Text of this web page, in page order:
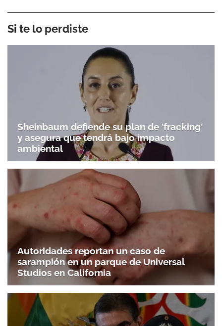
Si te lo perdiste
Sheinbaum defiende su plan de 'fracking'
y asegura que tendrá bajo impacto
ambiental
Autoridades reportan un caso de
sarampión en un parque de Universal
Studios en California